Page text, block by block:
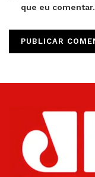
que eu comentar.